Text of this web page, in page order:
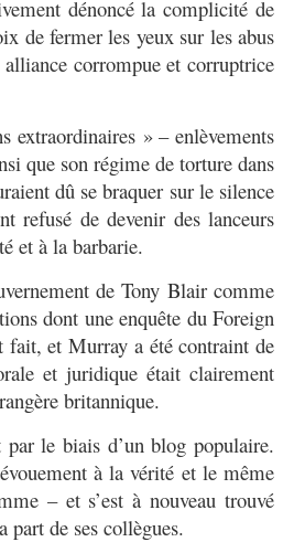
dénoncé la complicité de
de fermer les yeux sur les abus
corrompue et corruptrice
extraordinaires » – enlèvements
que son régime de torture dans
dû se braquer sur le silence
refusé de devenir des lanceurs
et à la barbarie.
de Tony Blair comme
dont une enquête du Foreign
et Murray a été contraint de
et juridique était clairement
britannique.
le biais d’un blog populaire.
à la vérité et le même
– et s’est à nouveau trouvé
part de ses collègues.